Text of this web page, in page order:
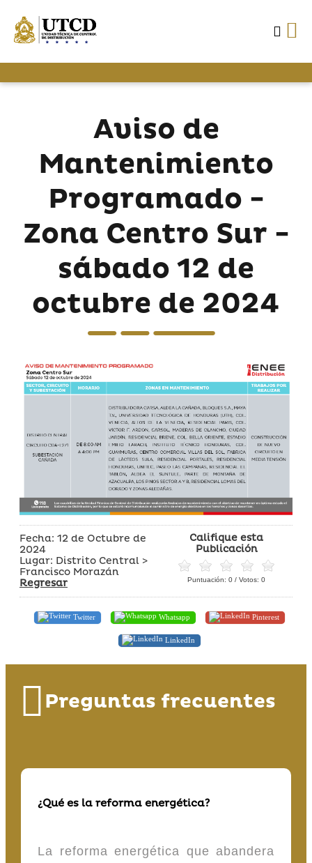
Aviso de
Mantenimiento
Programado -
Zona Centro Sur -
sábado 12 de
octubre de 2024
Fecha: 12 de Octubre de
2024
Lugar: Distrito Central >
Francisco Morazán
Regresar
Califique esta
Publicación
Puntuación: 0 / Votos: 0
Twitter Whatsapp Pinterest
LinkedIn
Preguntas frecuentes
¿Qué es la reforma energética?
La reforma energética que abandera